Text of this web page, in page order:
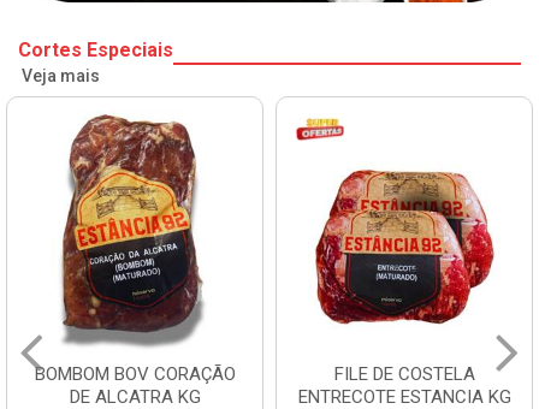
Cortes Especiais
Veja mais
BOMBOM BOV CORAÇÃO
DE ALCATRA KG
FILE DE COSTELA
ENTRECOTE ESTANCIA KG